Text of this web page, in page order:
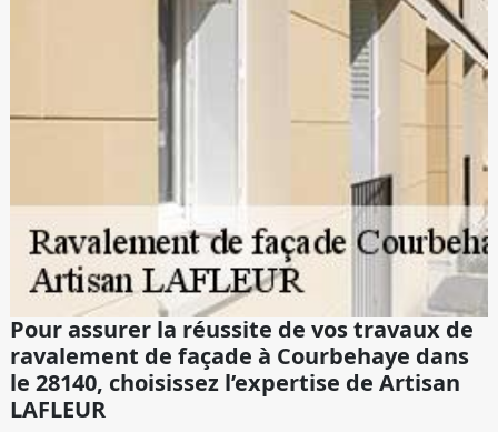
Pour assurer la réussite de vos travaux de
ravalement de façade à Courbehaye dans
le 28140, choisissez l’expertise de Artisan
LAFLEUR